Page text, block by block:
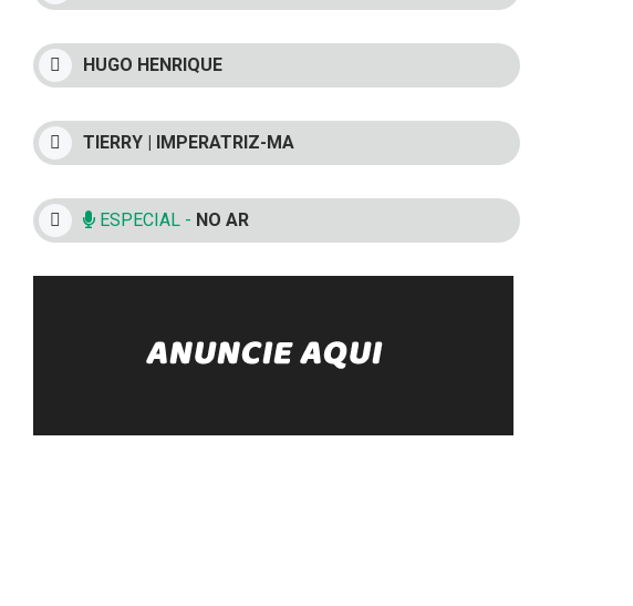
HUGO HENRIQUE
TIERRY | IMPERATRIZ-MA
ESPECIAL - NO AR